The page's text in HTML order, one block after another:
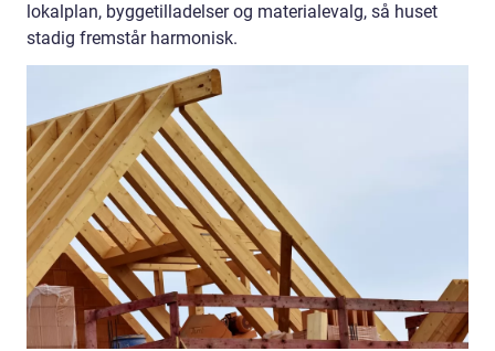
lokalplan, byggetilladelser og materialevalg, så huset
stadig fremstår harmonisk.